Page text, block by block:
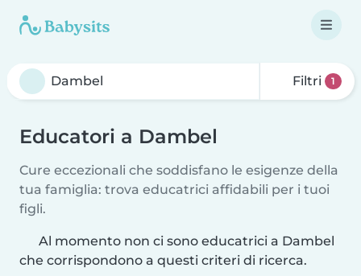
Filtri 1
Educatori a Dambel
Cure eccezionali che soddisfano le esigenze della
tua famiglia: trova educatrici affidabili per i tuoi
figli.
Al momento non ci sono educatrici a Dambel
che corrispondono a questi criteri di ricerca.